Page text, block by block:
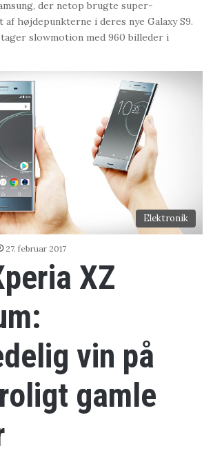
der netop brugte super-
højdepunkterne i deres nye Galaxy S9.
slowmotion med 960 billeder i
Elektronik
27. februar 2017
XZ
vin på
gamle